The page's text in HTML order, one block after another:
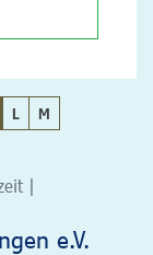
L
M
|
e.V.